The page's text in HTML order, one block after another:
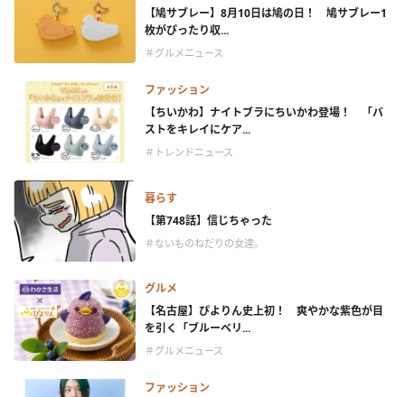
【鳩サブレー】8月10日は鳩の日！ 鳩サブレー1
枚がぴったり収...
＃グルメニュース
ファッション
【ちいかわ】ナイトブラにちいかわ登場！ 「バ
ストをキレイにケア...
＃トレンドニュース
暮らす
【第748話】信じちゃった
＃ないものねだりの女達。
グルメ
【名古屋】ぴよりん史上初！ 爽やかな紫色が目
を引く「ブルーベリ...
＃グルメニュース
ファッション